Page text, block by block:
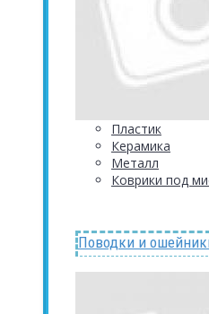
Пластик
Керамика
Металл
Коврики под
Поводки и